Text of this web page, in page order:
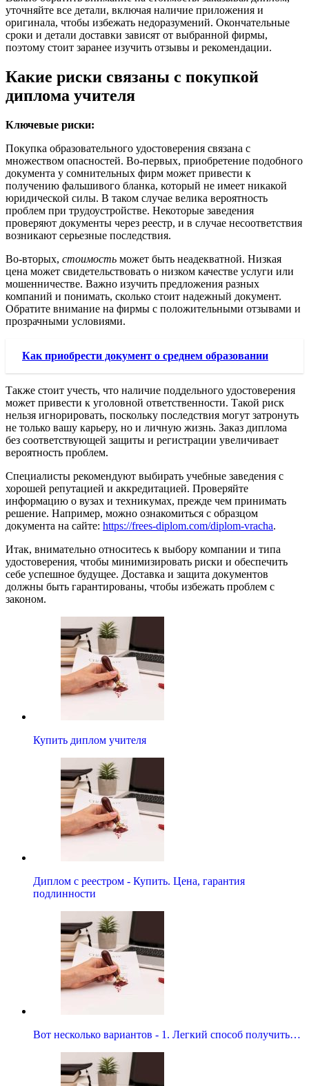
уточняйте все детали, включая наличие приложения и
оригинала, чтобы избежать недоразумений. Окончательные
сроки и детали доставки зависят от выбранной фирмы,
поэтому стоит заранее изучить отзывы и рекомендации.
Какие риски связаны с покупкой
диплома учителя
Ключевые риски:
Покупка образовательного удостоверения связана с
множеством опасностей. Во-первых, приобретение подобного
документа у сомнительных фирм может привести к
получению фальшивого бланка, который не имеет никакой
юридической силы. В таком случае велика вероятность
проблем при трудоустройстве. Некоторые заведения
проверяют документы через реестр, и в случае несоответствия
возникают серьезные последствия.
Во-вторых, стоимость может быть неадекватной. Низкая
цена может свидетельствовать о низком качестве услуги или
мошенничестве. Важно изучить предложения разных
компаний и понимать, сколько стоит надежный документ.
Обратите внимание на фирмы с положительными отзывами и
прозрачными условиями.
Как приобрести документ о среднем образовании
Также стоит учесть, что наличие поддельного удостоверения
может привести к уголовной ответственности. Такой риск
нельзя игнорировать, поскольку последствия могут затронуть
не только вашу карьеру, но и личную жизнь. Заказ диплома
без соответствующей защиты и регистрации увеличивает
вероятность проблем.
Специалисты рекомендуют выбирать учебные заведения с
хорошей репутацией и аккредитацией. Проверяйте
информацию о вузах и техникумах, прежде чем принимать
решение. Например, можно ознакомиться с образцом
документа на сайте: https://frees-diplom.com/diplom-vracha.
Итак, внимательно относитесь к выбору компании и типа
удостоверения, чтобы минимизировать риски и обеспечить
себе успешное будущее. Доставка и защита документов
должны быть гарантированы, чтобы избежать проблем с
законом.
Купить диплом учителя
Диплом с реестром - Купить. Цена, гарантия
подлинности
Вот несколько вариантов - 1. Легкий способ получить…